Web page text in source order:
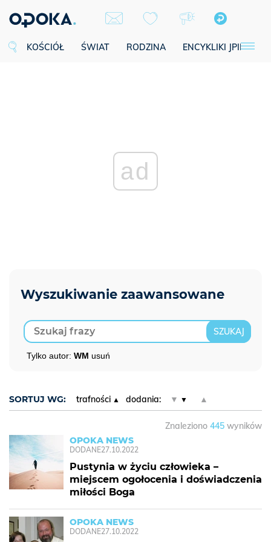
KOŚCIÓŁ ŚWIAT RODZINA ENCYKLIKI JPII
ad
Tylko autor: WM usuń
SORTUJ WG: trafności dodania: ▼ ▲
Znaleziono 445 wyników
OPOKA NEWS
DODANE27.10.2022
Pustynia w życiu człowieka –
miejscem ogołocenia i doświadczenia
miłości Boga
OPOKA NEWS
DODANE27.10.2022